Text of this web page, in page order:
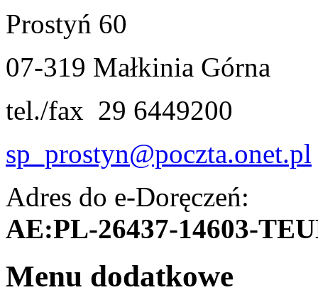
Prostyń 60
07-319 Małkinia Górna
tel./fax 29 6449200
sp_prostyn@poczta.onet.pl
Adres do e-Doręczeń:
AE:PL-26437-14603-
Menu dodatkowe